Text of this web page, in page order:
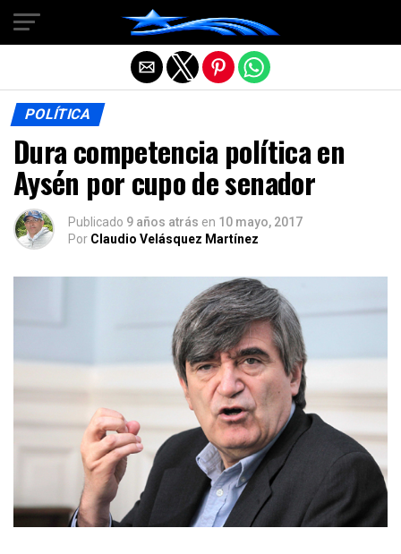
POLÍTICA
Dura competencia política en
Aysén por cupo de senador
Publicado 9 años atrás en 10 mayo, 2017
Por Claudio Velásquez Martínez
Salir de la versión móvil